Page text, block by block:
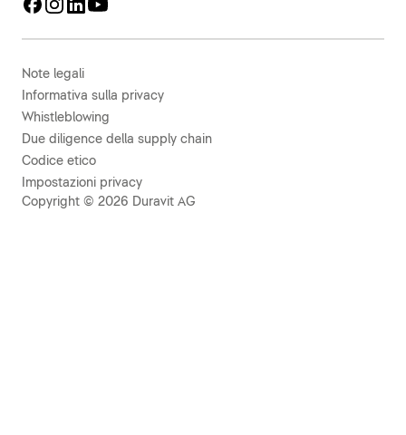
Note legali
Informativa sulla privacy
Whistleblowing
Due diligence della supply chain
Codice etico
Impostazioni privacy
Copyright © 2026 Duravit AG